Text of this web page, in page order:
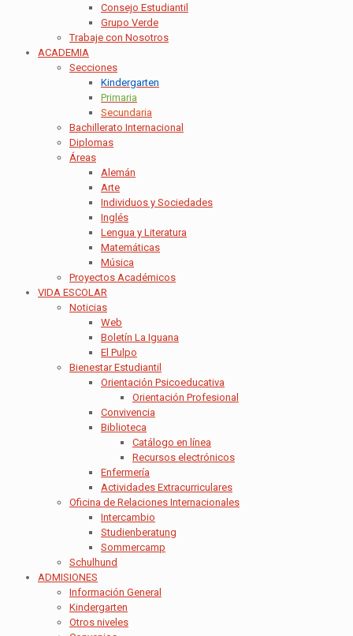
Consejo Estudiantil
Grupo Verde
Trabaje con Nosotros
ACADEMIA
Secciones
Kindergarten
Primaria
Secundaria
Bachillerato Internacional
Diplomas
Áreas
Alemán
Arte
Individuos y Sociedades
Inglés
Lengua y Literatura
Matemáticas
Música
Proyectos Académicos
VIDA ESCOLAR
Noticias
Web
Boletín La Iguana
El Pulpo
Bienestar Estudiantil
Orientación Psicoeducativa
Orientación Profesional
Convivencia
Biblioteca
Catálogo en línea
Recursos electrónicos
Enfermería
Actividades Extracurriculares
Oficina de Relaciones Internacionales
Intercambio
Studienberatung
Sommercamp
Schulhund
ADMISIONES
Información General
Kindergarten
Otros niveles